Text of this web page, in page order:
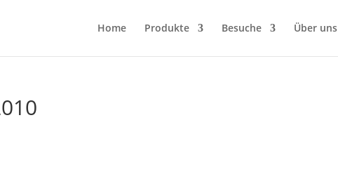
Home Produkte Besuche Über uns